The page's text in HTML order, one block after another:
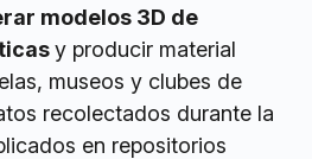
modelos 3D de
y producir material
museos y clubes de
recolectados durante la
en repositorios